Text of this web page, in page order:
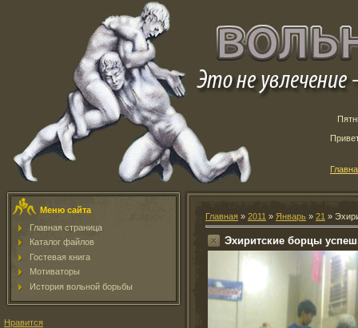
Меню сайта
Главная страница
Каталог файлов
Гостевая книга
Мотиваторы
История вольной борьбы
Нравится
Главная » 2011 » Январь » 21 »
Эхиритские борцы